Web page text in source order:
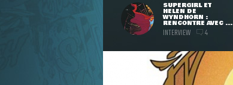
SUPERGIRL ET
HELEN DE
WYNDHORN :
RENCONTRE AVEC ...
INTERVIEW 4